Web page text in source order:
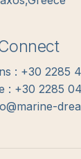
: +30 2285
: +30 2285